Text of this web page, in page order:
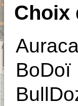
Choix
BoDoï